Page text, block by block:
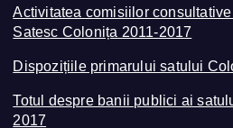
Activitatea comisiilor
Satesc Colonița 2011-2017
Dispozițiile primarului satului
Totul despre banii publici ai
2017